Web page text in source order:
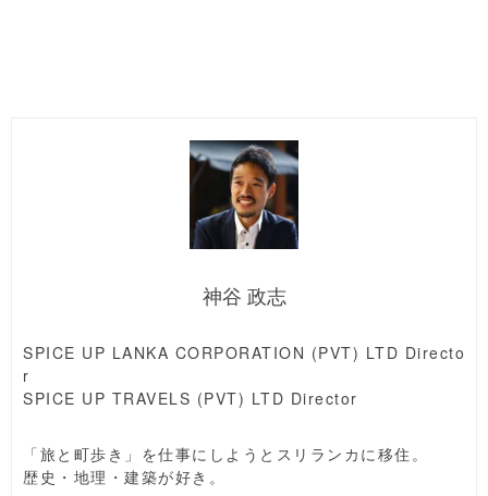
神谷 政志
SPICE UP LANKA CORPORATION (PVT) LTD Directo
r
SPICE UP TRAVELS (PVT) LTD Director
「旅と町歩き」を仕事にしようとスリランカに移住。
歴史・地理・建築が好き。